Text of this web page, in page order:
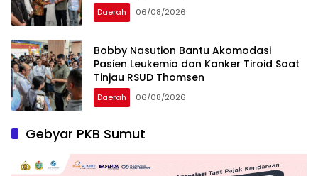
Daerah 06/08/2026
Bobby Nasution Bantu Akomodasi
Pasien Leukemia dan Kanker Tiroid Saat
Tinjau RSUD Thomsen
Daerah 06/08/2026
Gebyar PKB Sumut